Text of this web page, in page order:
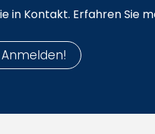
in Kontakt. Erfahren Sie